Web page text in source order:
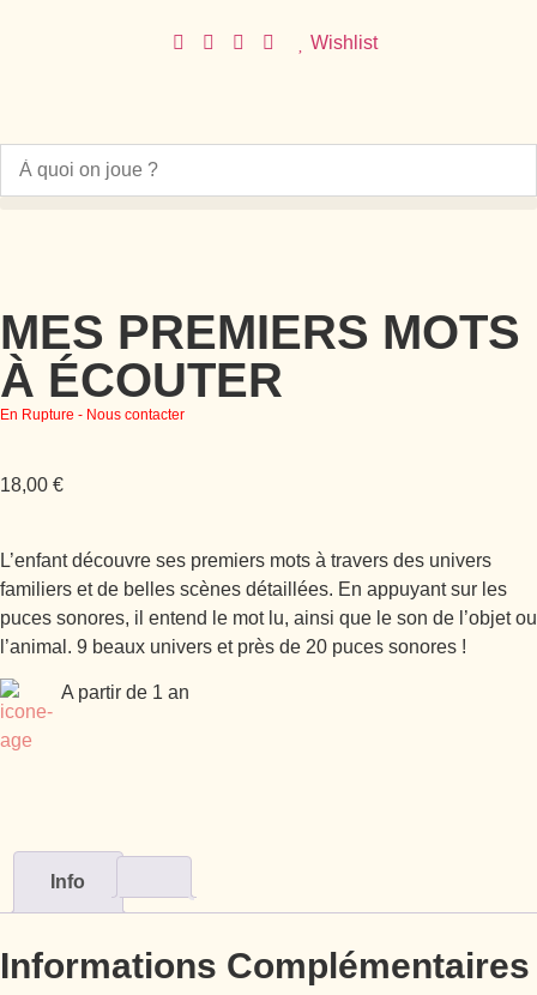
Wishlist
MES PREMIERS MOTS
À ÉCOUTER
En Rupture - Nous contacter
18,00 €
L’enfant découvre ses premiers mots à travers des univers
familiers et de belles scènes détaillées. En appuyant sur les
puces sonores, il entend le mot lu, ainsi que le son de l’objet ou
l’animal. 9 beaux univers et près de 20 puces sonores !
A partir de 1 an
Info
Informations Complémentaires